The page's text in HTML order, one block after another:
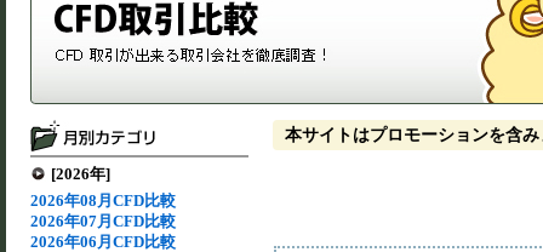
[2026年]
2026年08月CFD比較
2026年07月CFD比較
2026年06月CFD比較
本サイトはプロモーションを含み